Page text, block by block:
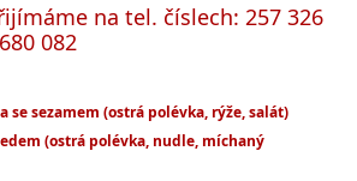
na tel. číslech: 257 326
082
se sezamem (ostrá polévka, rýže, salát)
(ostrá polévka, nudle, míchaný